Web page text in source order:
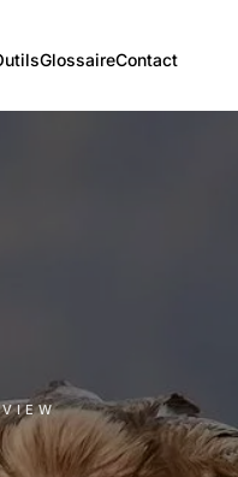
GlossaireContact